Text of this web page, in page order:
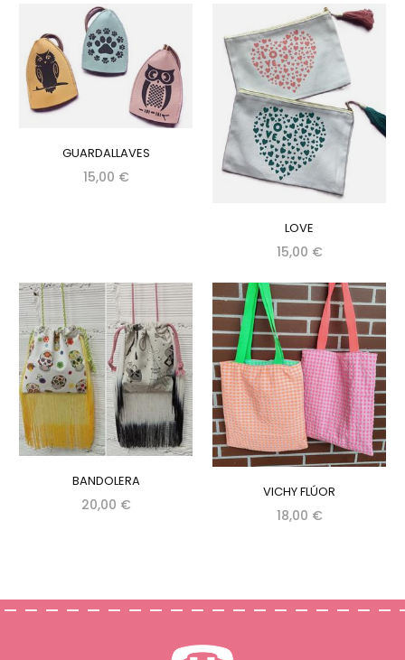
GUARDALLAVES
15,00 €
LOVE
15,00 €
BANDOLERA
20,00 €
VICHY FLÚOR
18,00 €